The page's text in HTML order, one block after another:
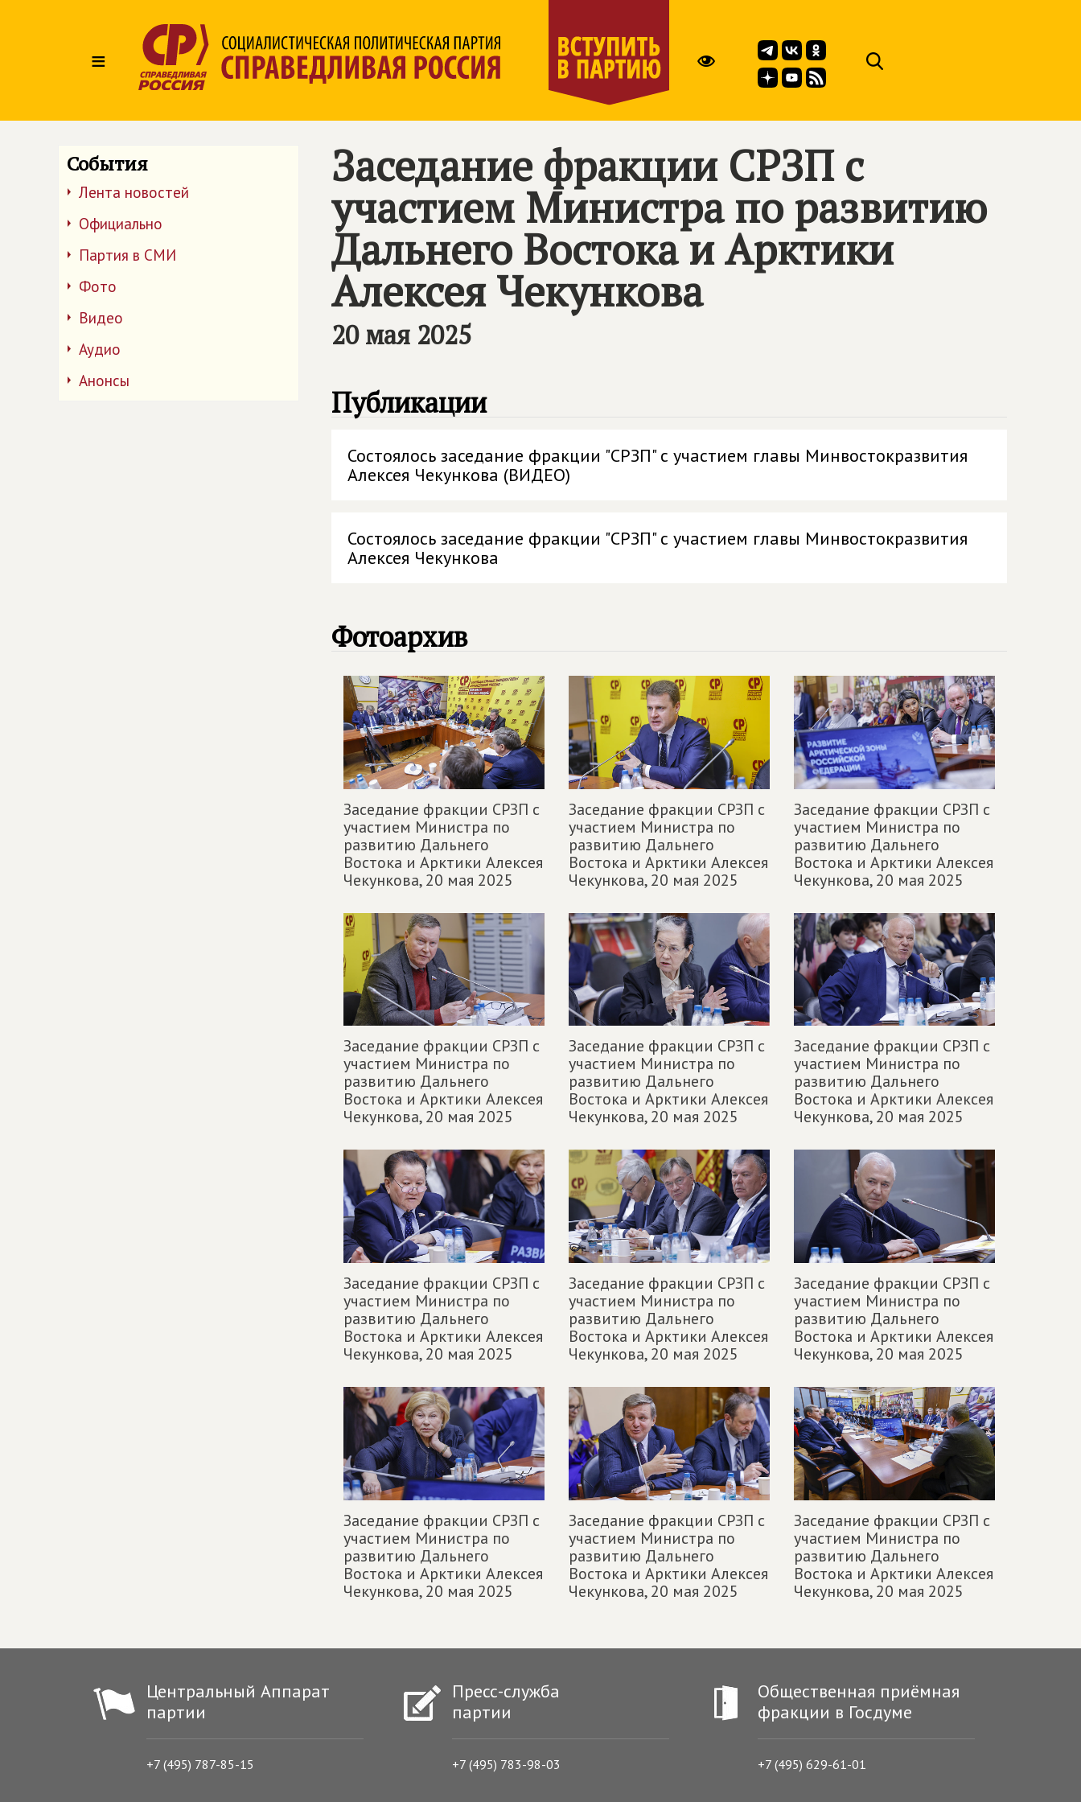
≡
События
Лента новостей
Официально
Партия в СМИ
Фото
Видео
Аудио
Анонсы
Заседание фракции СРЗП с
участием Министра по развитию
Дальнего Востока и Арктики
Алексея Чекункова
20 мая 2025
Публикации
Состоялось заседание фракции "СРЗП" с участием главы Минвостокразвития
Алексея Чекункова (ВИДЕО)
Состоялось заседание фракции "СРЗП" с участием главы Минвостокразвития
Алексея Чекункова
Фотоархив
Заседание фракции СРЗП с
участием Министра по
развитию Дальнего
Востока и Арктики Алексея
Чекункова,20 мая 2025
Заседание фракции СРЗП с
участием Министра по
развитию Дальнего
Востока и Арктики Алексея
Чекункова,20 мая 2025
Заседание фракции СРЗП с
участием Министра по
развитию Дальнего
Востока и Арктики Алексея
Чекункова,20 мая 2025
Заседание фракции СРЗП с
участием Министра по
развитию Дальнего
Востока и Арктики Алексея
Чекункова,20 мая 2025
Заседание фракции СРЗП с
участием Министра по
развитию Дальнего
Востока и Арктики Алексея
Чекункова,20 мая 2025
Заседание фракции СРЗП с
участием Министра по
развитию Дальнего
Востока и Арктики Алексея
Чекункова,20 мая 2025
Заседание фракции СРЗП с
участием Министра по
развитию Дальнего
Востока и Арктики Алексея
Чекункова,20 мая 2025
Заседание фракции СРЗП с
участием Министра по
развитию Дальнего
Востока и Арктики Алексея
Чекункова,20 мая 2025
Заседание фракции СРЗП с
участием Министра по
развитию Дальнего
Востока и Арктики Алексея
Чекункова,20 мая 2025
Заседание фракции СРЗП с
участием Министра по
развитию Дальнего
Востока и Арктики Алексея
Чекункова,20 мая 2025
Заседание фракции СРЗП с
участием Министра по
развитию Дальнего
Востока и Арктики Алексея
Чекункова,20 мая 2025
Заседание фракции СРЗП с
участием Министра по
развитию Дальнего
Востока и Арктики Алексея
Чекункова,20 мая 2025
Центральный Аппарат
партии
+7 (495) 787-85-15
Пресс-служба
партии
+7 (495) 783-98-03
Общественная приёмная
фракции в Госдуме
+7 (495) 629-61-01